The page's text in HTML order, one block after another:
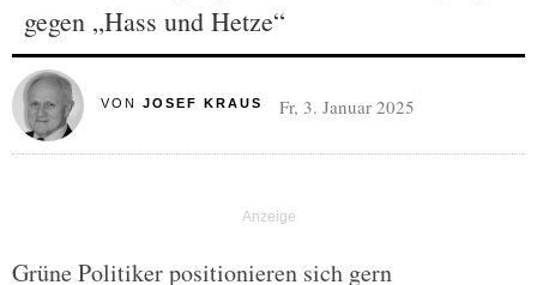
gegen „Hass und Hetze“
VON JOSEF KRAUS Fr, 3. Januar 2025
Grüne Politiker positionieren sich gern